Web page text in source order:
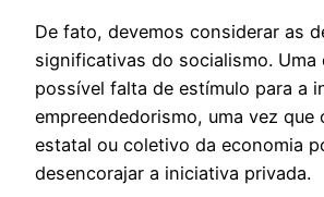
De fato, devemos considerar as
significativas do socialismo. Uma
possível falta de estímulo para a
empreendedorismo, uma vez que
estatal ou coletivo da economia
desencorajar a iniciativa privada.